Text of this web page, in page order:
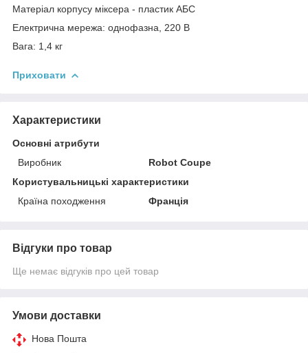
Матеріал корпусу міксера - пластик АБС
Електрична мережа: однофазна, 220 В
Вага: 1,4 кг
Приховати
Характеристики
Основні атрибути
Виробник
Robot Coupe
Користувальницькі характеристики
Країна походження
Франція
Відгуки про товар
Ще немає відгуків про цей товар
Умови доставки
Нова Пошта